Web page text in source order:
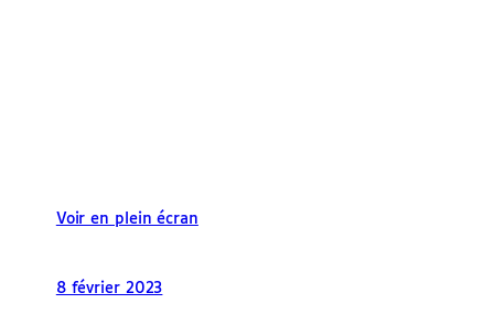
Voir en plein écran
8 février 2023